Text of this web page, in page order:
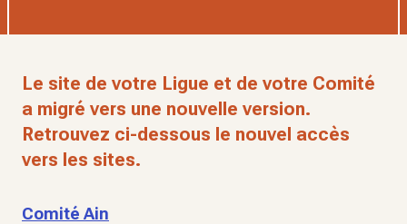
Le site de votre Ligue et de votre Comité
a migré vers une nouvelle version.
Retrouvez ci-dessous le nouvel accès
vers les sites.
Comité Ain